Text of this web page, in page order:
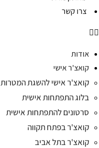
צרו קשר
אודות
קואצ'ר אישי
קואצ'ר אישי להשגת המטרות
בלוג התפתחות אישית
סרטונים להתפתחות אישית
קואצ'ר בפתח תקווה
קואצ'ר בתל אביב